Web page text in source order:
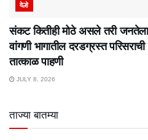
वेल्हे
संकट कितीही मोठे असले तरी
वांगणी भागातील दरडग्रस्त
तात्काळ पाहणी
JULY 8, 2026
ताज्या बातम्या